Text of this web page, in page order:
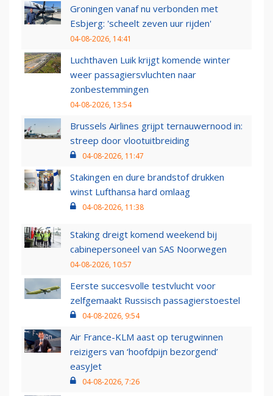
Groningen vanaf nu verbonden met
Esbjerg: 'scheelt zeven uur rijden'
04-08-2026, 14:41
Luchthaven Luik krijgt komende winter
weer passagiersvluchten naar
zonbestemmingen
04-08-2026, 13:54
Brussels Airlines grijpt ternauwernood in:
streep door vlootuitbreiding
04-08-2026, 11:47
Stakingen en dure brandstof drukken
winst Lufthansa hard omlaag
04-08-2026, 11:38
Staking dreigt komend weekend bij
cabinepersoneel van SAS Noorwegen
04-08-2026, 10:57
Eerste succesvolle testvlucht voor
zelfgemaakt Russisch passagierstoestel
04-08-2026, 9:54
Air France-KLM aast op terugwinnen
reizigers van ‘hoofdpijn bezorgend’
easyJet
04-08-2026, 7:26